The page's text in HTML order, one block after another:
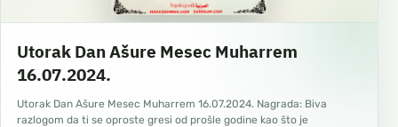
Utorak Dan Ašure Mesec Muharrem
16.07.2024.
Utorak Dan Ašure Mesec Muharrem 16.07.2024. Nagrada: Biva
razlogom da ti se oproste gresi od prošle godine kao što je